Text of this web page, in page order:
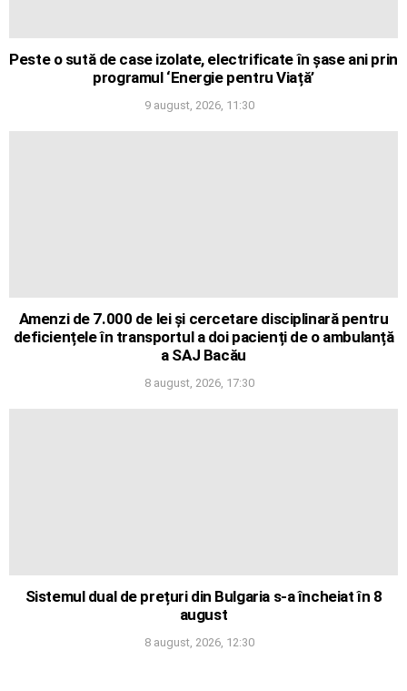
Peste o sută de case izolate, electrificate în șase ani prin
programul ‘Energie pentru Viață’
9 august, 2026, 11:30
Amenzi de 7.000 de lei și cercetare disciplinară pentru
deficiențele în transportul a doi pacienți de o ambulanță
a SAJ Bacău
8 august, 2026, 17:30
Sistemul dual de prețuri din Bulgaria s-a încheiat în 8
august
8 august, 2026, 12:30